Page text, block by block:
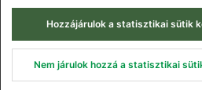
Impresszum Adatkezelési tájékoztatók
Közadatkereső
Süti
© 2020 Gazdasági
Hozzájárulok a statisztikai sütik
Nem járulok hozzá a statisztikai